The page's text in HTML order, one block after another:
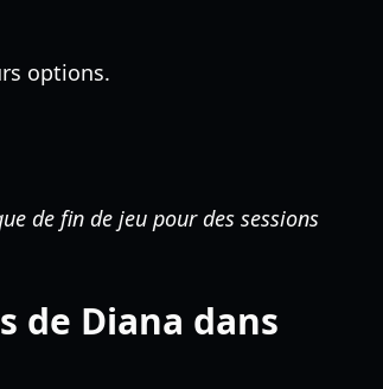
options.
de fin de jeu pour des sessions
de Diana dans